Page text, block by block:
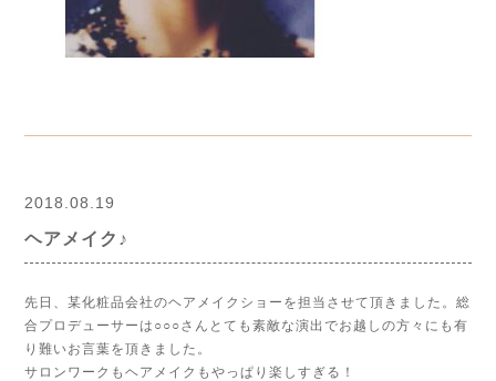
2018.08.19
ヘアメイク♪
先日、某化粧品会社のヘアメイクショーを担当させて頂きました。総
合プロデューサーは○○○さんとても素敵な演出でお越しの方々にも有
り難いお言葉を頂きました。
サロンワークもヘアメイクもやっぱり楽しすぎる！